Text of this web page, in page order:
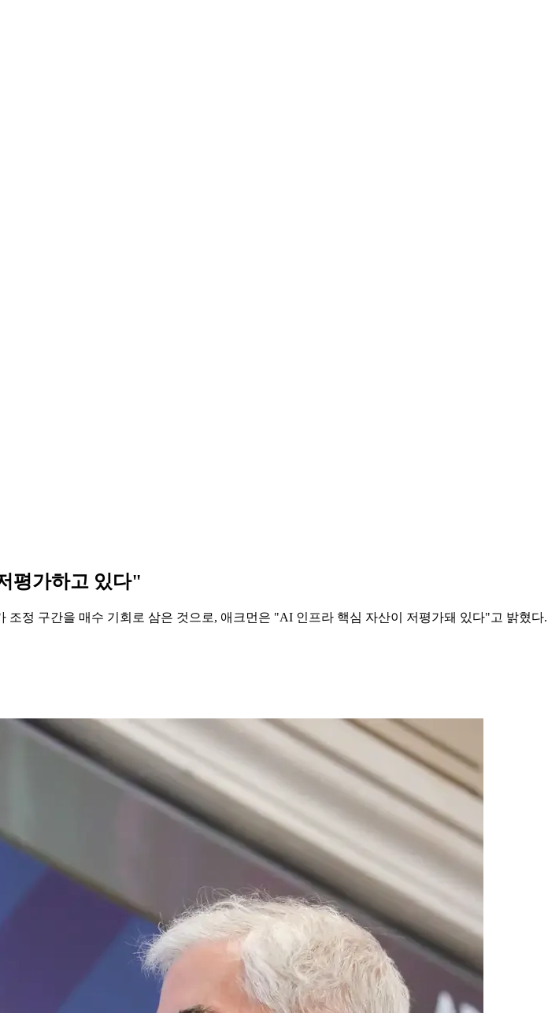
평가하고 있다"
정 구간을 매수 기회로 삼은 것으로, 애크먼은 "AI 인프라 핵심 자산이 저평가돼 있다"고 밝혔다.